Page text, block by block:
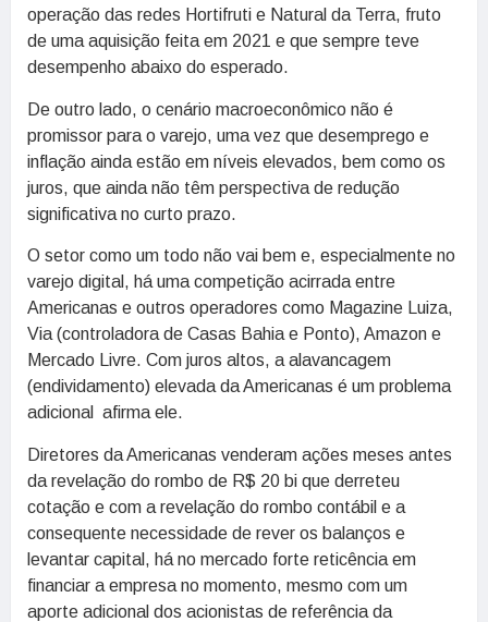
operação das redes Hortifruti e Natural da Terra, fruto
de uma aquisição feita em 2021 e que sempre teve
desempenho abaixo do esperado.
De outro lado, o cenário macroeconômico não é
promissor para o varejo, uma vez que desemprego e
inflação ainda estão em níveis elevados, bem como os
juros, que ainda não têm perspectiva de redução
significativa no curto prazo.
O setor como um todo não vai bem e, especialmente no
varejo digital, há uma competição acirrada entre
Americanas e outros operadores como Magazine Luiza,
Via (controladora de Casas Bahia e Ponto), Amazon e
Mercado Livre. Com juros altos, a alavancagem
(endividamento) elevada da Americanas é um problema
adicional afirma ele.
Diretores da Americanas venderam ações meses antes
da revelação do rombo de R$ 20 bi que derreteu
cotação e com a revelação do rombo contábil e a
consequente necessidade de rever os balanços e
levantar capital, há no mercado forte reticência em
financiar a empresa no momento, mesmo com um
aporte adicional dos acionistas de referência da